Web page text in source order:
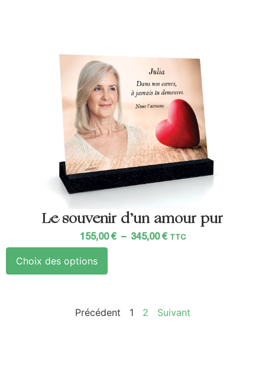
Le souvenir d’un amour pur
155,00 € – 345,00 € TTC
Choix des options
Précédent 1 2 Suivant